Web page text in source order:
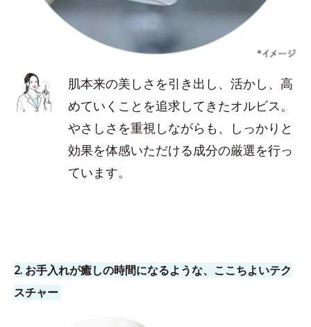
肌本来の美しさを引き出し、活かし、高
めていくことを追求してきたオルビス。
やさしさを重視しながらも、しっかりと
効果を体感いただける成分の厳選を行っ
ています。
2. お手入れが癒しの時間になるような、ここちよいテク
スチャー